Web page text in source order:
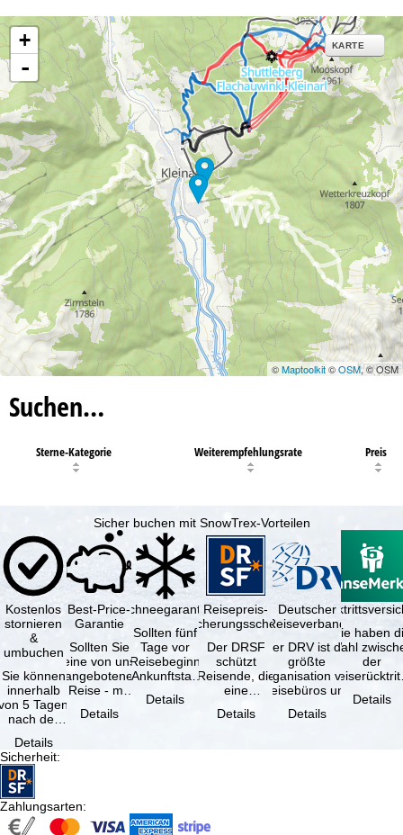
+
-
KARTE
©Maptoolkit©OSM, © OSM
Suchen…
Sterne-Kategorie Weiterempfehlungsrate Preis
Sicher buchen mit SnowTrex-Vorteilen
Kostenlos
stornieren
&
umbuchen
Sie können
innerhalb
5 Tagen
nach der
kostenfrei
…
Details
Best-Price-
Garantie
Sollten Sie
eine von uns
angebotene
Reise - mit
Verfügbarkeit
Details
Schneegarantie
Sollten fünf
Tage vor
Reisebeginn
(Ankunftstag)
Schneemangel
Details
Reisepreis-
Sicherungsschein
Der DRSF
schützt
Reisende, die
eine
oder
Details
Deutscher
Reiseverband
Der DRV ist die
größte
Organisation von
Reisebüros und
Reiseveranstaltern
in …
Details
Sie haben
Wahl
der
(inklusive
Details
Sicherheit:
Zahlungsarten: